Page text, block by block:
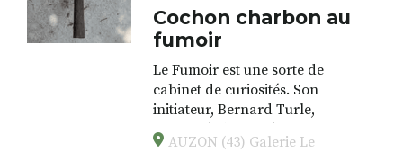
Cochon charbon au
fumoir
Le Fumoir est une sorte de
cabinet de curiosités. Son
initiateur, Bernard Turle,
s’amuse à donner à voir des
AUZON (43) Galerie Le